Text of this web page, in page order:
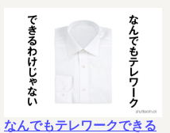
なんでもテレワークできる